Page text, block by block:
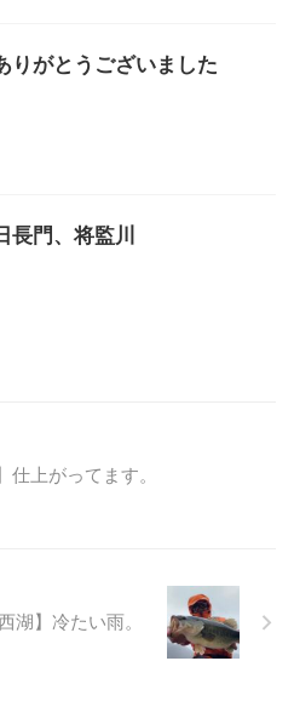
りがとうございました
長門、将監川
仕上がってます。
西湖】冷たい雨。